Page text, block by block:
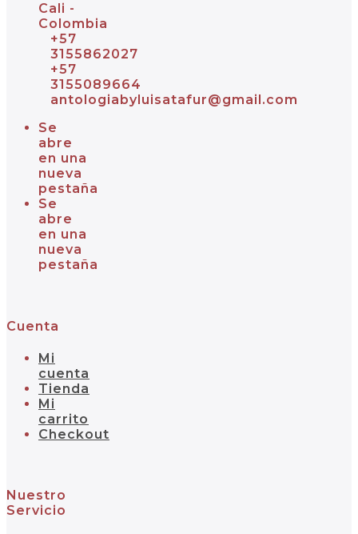
Cali -
Colombia
+57
3155862027
+57
3155089664
antologiabyluisatafur@gmail.com
Se
abre
en una
nueva
pestaña
Se
abre
en una
nueva
pestaña
Cuenta
Mi
cuenta
Tienda
Mi
carrito
Checkout
Nuestro
Servicio